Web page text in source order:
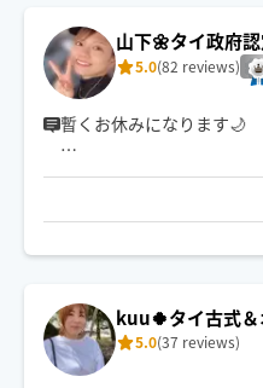
山下🌼タイ政府
ター🇹🇭
5.0(82 reviews)
暫くお休みになります🌙
🚲 西区より出発いたしま
📍 名古屋市外へのご訪問
分以上のコースで承ってお
【 保有資格📚 】
・CCAタイマッサージイ
・整体/つぼ/リンパケア講
kuu🍀タイ古式
5.0(37 reviews)